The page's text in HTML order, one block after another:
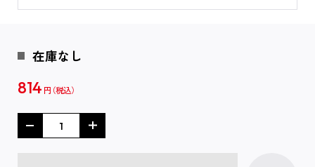
在庫なし
814 円